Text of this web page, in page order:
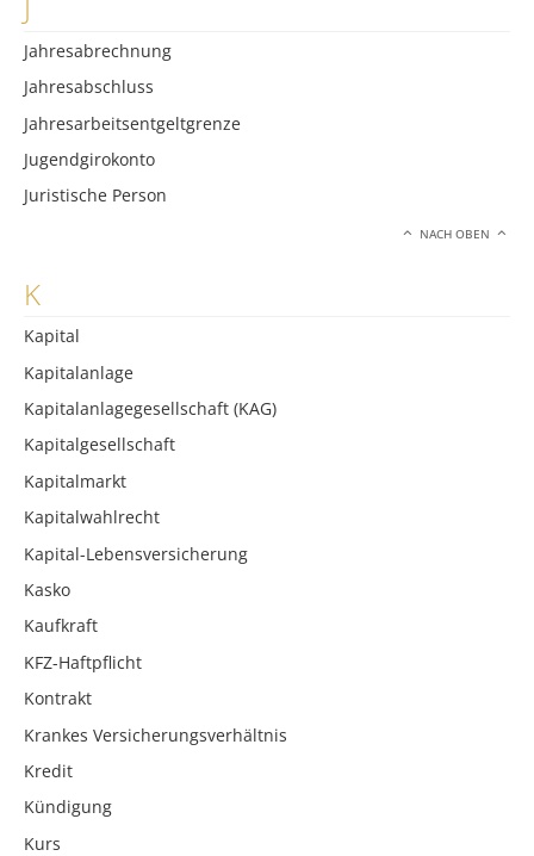
Jahresabrechnung
Jahresabschluss
Jahresarbeitsentgeltgrenze
Jugendgirokonto
Juristische Person
NACH OBEN
K
Kapital
Kapitalanlage
Kapitalanlagegesellschaft (KAG)
Kapitalgesellschaft
Kapitalmarkt
Kapitalwahlrecht
Kapital-Lebensversicherung
Kasko
Kaufkraft
KFZ-Haftpflicht
Kontrakt
Krankes Versicherungsverhältnis
Kredit
Kündigung
Kurs